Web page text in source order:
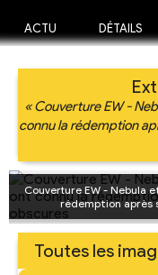
ACTU DÉTAILS
« Couverture EW -
connu la rédemption
Couverture EW - Nebula
rédemption après
Toutes les